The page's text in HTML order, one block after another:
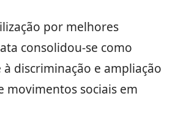
por melhores
consolidou-se como
discriminação e ampliação
movimentos sociais em